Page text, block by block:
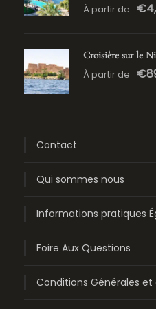
À partir de
Croisière sur le
À partir de
Contact
Qui sommes nous
Informations pratiques
Foire Aux Questions
Conditions Générales